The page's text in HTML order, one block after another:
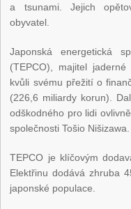
a tsunami. Jejich
obyvatel.
Japonská energetická
(TEPCO), majitel
kvůli svému přežití o
(226,6 miliardy korun).
odškodného pro lidi
společnosti Tošio Nišizawa.
TEPCO je klíčovým
Elektřinu dodává zhruba
japonské populace.